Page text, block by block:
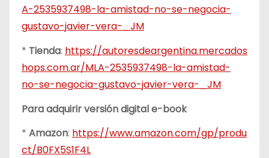
A-2535937498-la-amistad-no-se-negocia-
gustavo-javier-vera-_JM
* Tienda: https://autoresdeargentina.mercados
hops.com.ar/MLA-2535937498-la-amistad-
no-se-negocia-gustavo-javier-vera-_JM
Para adquirir versión digital e-book
* Amazon: https://www.amazon.com/gp/produ
ct/B0FX5S1F4L